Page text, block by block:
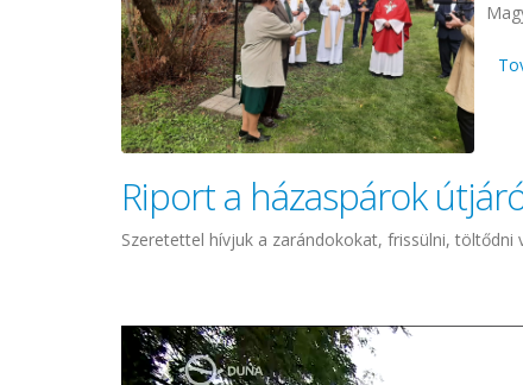
Riport a házaspárok
Szeretettel hívjuk a zarándokokat, frissülni,